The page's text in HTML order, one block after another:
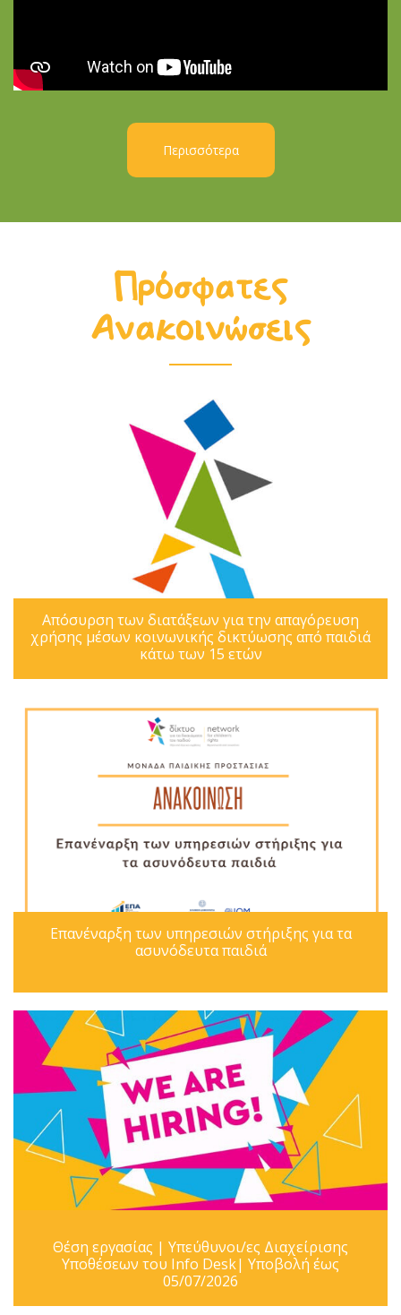
Περισσότερα
Πρόσφατες
Ανακοινώσεις
Απόσυρση των διατάξεων για την απαγόρευση
χρήσης μέσων κοινωνικής δικτύωσης από παιδιά
κάτω των 15 ετών
Επανέναρξη των υπηρεσιών στήριξης για τα
ασυνόδευτα παιδιά
Θέση εργασίας | Υπεύθυνοι/ες Διαχείρισης
Υποθέσεων του Info Desk| Υποβολή έως
05/07/2026